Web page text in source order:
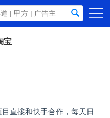
宝
直接和快手合作，每天日